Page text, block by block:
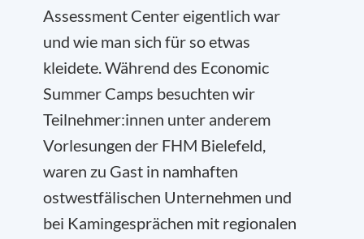
Assessment Center eigentlich war
und wie man sich für so etwas
kleidete. Während des Economic
Summer Camps besuchten wir
Teilnehmer:innen unter anderem
Vorlesungen der FHM Bielefeld,
waren zu Gast in namhaften
ostwestfälischen Unternehmen und
bei Kamingesprächen mit regionalen